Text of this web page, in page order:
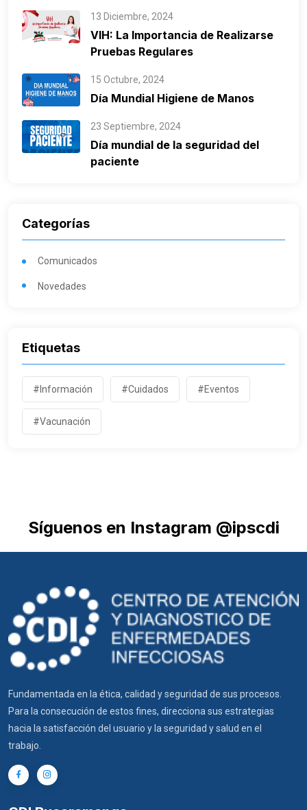
13 Diciembre, 2024
VIH: La Importancia de Realizarse
Pruebas Regulares
15 Octubre, 2024
Día Mundial Higiene de Manos
23 Septiembre, 2024
Día mundial de la seguridad del
paciente
Categorías
Comunicados
Novedades
Etiquetas
#Información #Cuidados #Eventos
#Vacunación
Síguenos en Instagram @ipscdi
Fundamentada en la ética, calidad y seguridad de sus procesos.
Para la consecución de estos fines, direcciona sus estrategias
hacia la satisfacción del usuario y la seguridad y salud en el
trabajo.